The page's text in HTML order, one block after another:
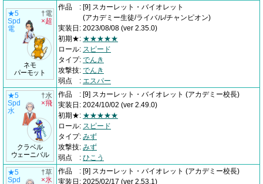
★5
Spd
電
ネモ
パーモット
†電
×超
作品 : [9] スカーレット・バイオレット
(アカデミー生徒/ライバル/チャンピオン)
実装日 : 2023/08/08 (ver 2.35.0)
初期★: ★★★★★
ロール: スピード
タイプ: でんき
攻撃技: でんき
弱点
: エスパー
★5
Spd
水
クラベル
ウェーニバル
†水
×飛
作品 : [9] スカーレット・バイオレット (アカデミー校長)
実装日 : 2024/10/02 (ver 2.49.0)
初期★: ★★★★★
ロール: スピード
タイプ: みず
攻撃技: みず
弱点
: ひこう
★5
Spd
†草
×氷
作品 : [9] スカーレット・バイオレット (アカデミー校長)
実装日 : 2025/02/17 (ver 2.53.1)